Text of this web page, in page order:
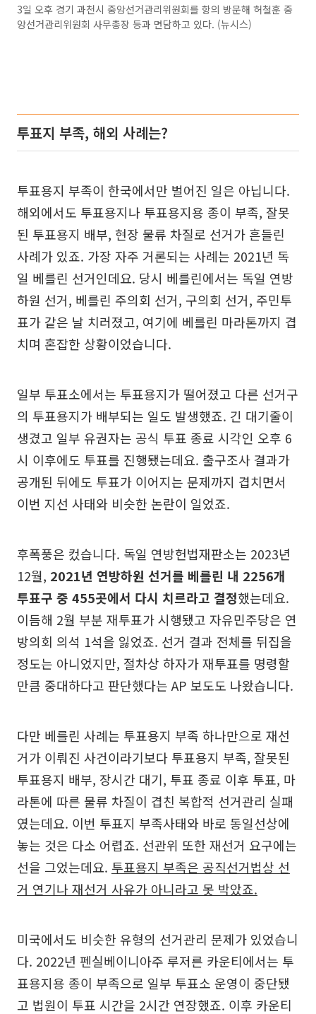
3일 오후 경기 과천시 중앙선거관리위원회를 항의 방문해 허철훈 중
앙선거관리위원회 사무총장 등과 면담하고 있다. (뉴시스)
투표지 부족, 해외 사례는?
투표용지 부족이 한국에서만 벌어진 일은 아닙니다.
해외에서도 투표용지나 투표용지용 종이 부족, 잘못
된 투표용지 배부, 현장 물류 차질로 선거가 흔들린
사례가 있죠. 가장 자주 거론되는 사례는 2021년 독
일 베를린 선거인데요. 당시 베를린에서는 독일 연방
하원 선거, 베를린 주의회 선거, 구의회 선거, 주민투
표가 같은 날 치러졌고, 여기에 베를린 마라톤까지 겹
치며 혼잡한 상황이었습니다.
일부 투표소에서는 투표용지가 떨어졌고 다른 선거구
의 투표용지가 배부되는 일도 발생했죠. 긴 대기줄이
생겼고 일부 유권자는 공식 투표 종료 시각인 오후 6
시 이후에도 투표를 진행됐는데요. 출구조사 결과가
공개된 뒤에도 투표가 이어지는 문제까지 겹치면서
이번 지선 사태와 비슷한 논란이 일었죠.
후폭풍은 컸습니다. 독일 연방헌법재판소는 2023년
12월, 2021년 연방하원 선거를 베를린 내 2256개
투표구 중 455곳에서 다시 치르라고 결정했는데요.
이듬해 2월 부분 재투표가 시행됐고 자유민주당은 연
방의회 의석 1석을 잃었죠. 선거 결과 전체를 뒤집을
정도는 아니었지만, 절차상 하자가 재투표를 명령할
만큼 중대하다고 판단했다는 AP 보도도 나왔습니다.
다만 베를린 사례는 투표용지 부족 하나만으로 재선
거가 이뤄진 사건이라기보다 투표용지 부족, 잘못된
투표용지 배부, 장시간 대기, 투표 종료 이후 투표, 마
라톤에 따른 물류 차질이 겹친 복합적 선거관리 실패
였는데요. 이번 투표지 부족사태와 바로 동일선상에
놓는 것은 다소 어렵죠. 선관위 또한 재선거 요구에는
선을 그었는데요. 투표용지 부족은 공직선거법상 선
거 연기나 재선거 사유가 아니라고 못 박았죠.
미국에서도 비슷한 유형의 선거관리 문제가 있었습니
다. 2022년 펜실베이니아주 루저른 카운티에서는 투
표용지용 종이 부족으로 일부 투표소 운영이 중단됐
고 법원이 투표 시간을 2시간 연장했죠. 이후 카운티